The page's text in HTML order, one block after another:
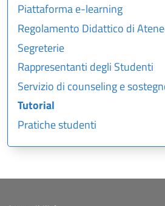
Piattaforma e-learning
Regolamento Didattico di
Segreterie
Rappresentanti degli Studenti
Servizio di counseling e
Tutorial
Pratiche studenti